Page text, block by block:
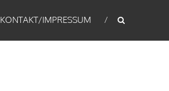
KONTAKT/IMPRESSUM